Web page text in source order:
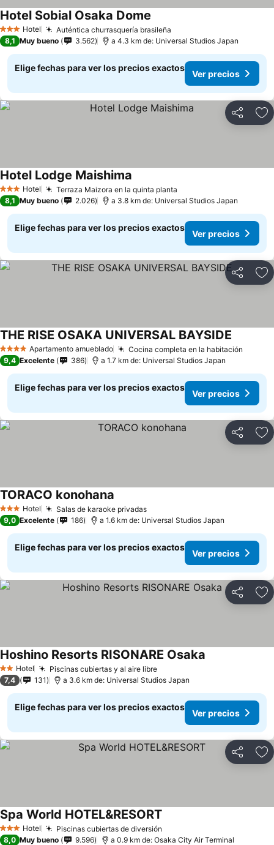
3 Estrellas
Hotel Auténtica churrasquería brasileña
Hotel Sobial Osaka Dome
8,1 Muy bueno 3.562 a 4.3 km de: Universal Studios Japan
Elige fechas para ver los precios exactos
Ver precios
Compartir
3 Estrellas
Hotel Terraza Maizora en la quinta planta
Hotel Lodge Maishima
8,1 Muy bueno 2.026 a 3.8 km de: Universal Studios Japan
Elige fechas para ver los precios exactos
Ver precios
Compartir
4 EstrellasApartamento amueblado Cocina completa en la habitación
THE RISE OSAKA UNIVERSAL BAYSIDE
9,4 Excelente 386 a 1.7 km de: Universal Studios Japan
Elige fechas para ver los precios exactos
Ver precios
Compartir
3 Estrellas
Hotel Salas de karaoke privadasVer precios
TORACO konohana
9,0 Excelente 186 a 1.6 km de: Universal Studios Japan
Elige fechas para ver los precios exactos
Ver precios
Compartir
2 Estrellas
Hotel Piscinas cubiertas y al aire libreVer precios
Hoshino Resorts RISONARE Osaka
7,4 131 a 3.6 km de: Universal Studios Japan
Elige fechas para ver los precios exactos
Ver precios
Compartir
3 Estrellas
Hotel Piscinas cubiertas de diversión
Spa World HOTEL&RESORT
8,0 Muy bueno 9.596 a 0.9 km de: Osaka City Air Terminal